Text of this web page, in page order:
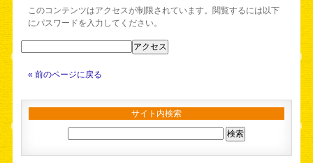
このコンテンツはアクセスが制限されています。閲覧するには以下
にパスワードを入力してください。
« 前のページに戻る
サイト内検索